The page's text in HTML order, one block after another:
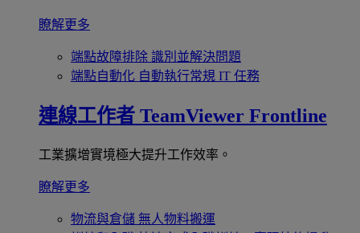
瞭解更多
端點故障排除 識別並解決問題
端點自動化 自動執行常規 IT 任務
連線工作者 TeamViewer Frontline
工業擴增實境極大提升工作效率。
瞭解更多
物流與倉儲 無人物料搬運